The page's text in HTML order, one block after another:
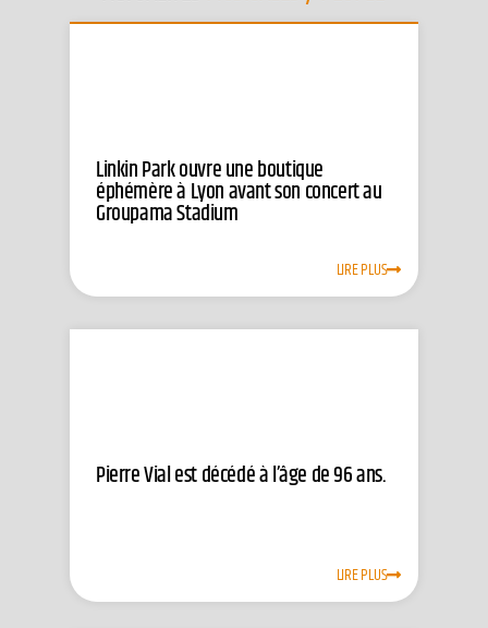
Linkin Park ouvre une boutique
éphémère à Lyon avant son concert au
Groupama Stadium
LIRE PLUS
Pierre Vial est décédé à l’âge de 96 ans.
LIRE PLUS